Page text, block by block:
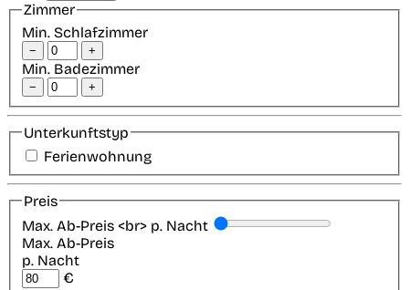
Zimmer
Min. Schlafzimmer
− +
Min. Badezimmer
− +
Unterkunftstyp
Ferienwohnung
Preis
Max. Ab-Preis <br> p. Nacht
Max. Ab-Preis
p. Nacht
€